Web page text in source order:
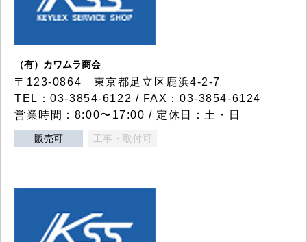
（有）カワムラ商会
〒123-0864 東京都足立区鹿浜4-2-7
TEL：03-3854-6122 / FAX：03-3854-6124
営業時間：8:00〜17:00 / 定休日：土・日
販売可 工事・取付可